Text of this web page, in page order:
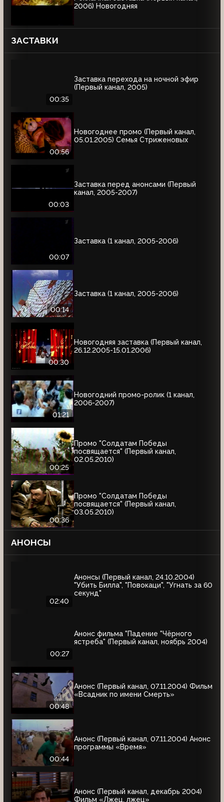
2006) Новогодняя
ЗАСТАВКИ
00:35
Заставка перехода на ночной эфир
(Первый канал, 2005)
00:56
Новогоднее промо (Первый канал,
05.01.2005) Семья Стриженовых
00:03
Заставка перед анонсами (Первый
канал, 2005-2007)
00:07
Заставка (1 канал, 2005-2006)
00:14
Заставка (1 канал, 2005-2006)
00:30
Новогодняя заставка (Первый канал,
26.12.2005-15.01.2006)
01:21
Новогодний промо-ролик (1 канал,
2006-2007)
00:25
Промо "Солдатам Победы
посвящается" (Первый канал,
02.05.2010)
00:36
Промо "Солдатам Победы
посвящается" (Первый канал,
03.05.2010)
АНОНСЫ
02:40
Анонсы (Первый канал, 24.10.2004)
"Убить Билла", "Повокаци", "Угнать за 60
секунд"
00:27
Анонс фильма "Падение "Чёрного
ястреба" (Первый канал, ноябрь 2004)
00:48
Анонс (Первый канал, 07.11.2004) Фильм
«Всадник по имени Смерть»
00:44
Анонс (Первый канал, 07.11.2004) Анонс
программы «Время»
Анонс (Первый канал, декабрь 2004)
Фильм «Лжец, лжец»